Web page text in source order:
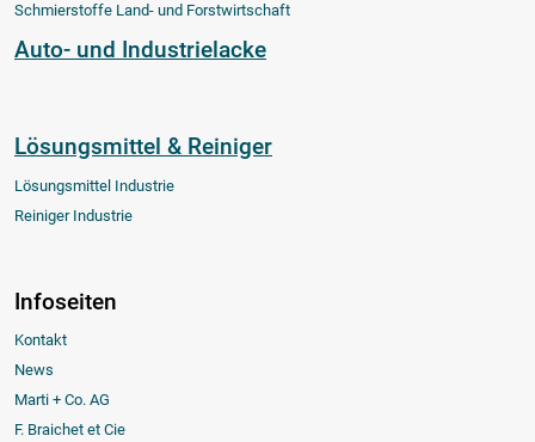
Schmierstoffe Land- und Forstwirtschaft
Auto- und Industrielacke
Lösungsmittel & Reiniger
Lösungsmittel Industrie
Reiniger Industrie
Infoseiten
Kontakt
News
Marti + Co. AG
F. Braichet et Cie